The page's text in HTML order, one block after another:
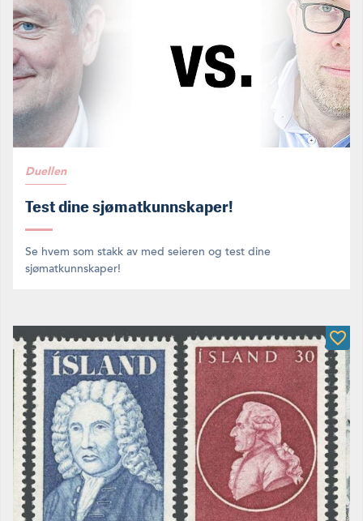
Duellen
Test dine sjømatkunnskaper!
Se hvem som stakk av med seieren og test dine
sjømatkunnskaper!